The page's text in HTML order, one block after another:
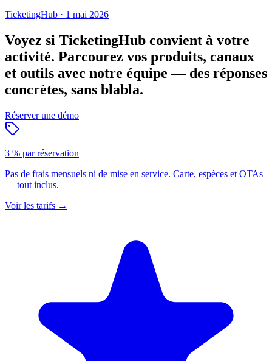
TicketingHub · 1 mai 2026
Voyez si TicketingHub convient à votre
activité. Parcourez vos produits, canaux
et outils avec notre équipe — des réponses
concrètes, sans blabla.
Réserver une démo
3 % par réservation
Pas de frais mensuels ni de mise en service. Carte, espèces et OTAs
— tout inclus.
Voir les tarifs →